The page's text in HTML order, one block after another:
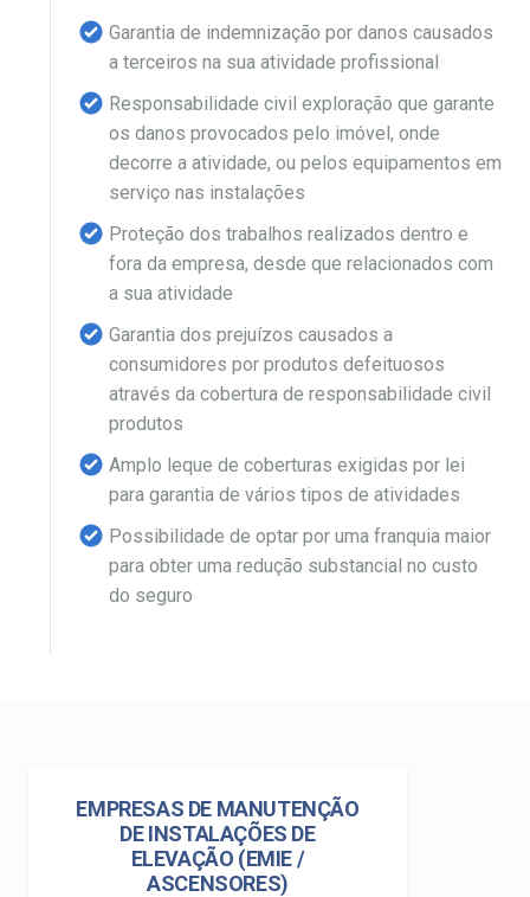
Garantia de indemnização por danos causados
a terceiros na sua atividade profissional
Responsabilidade civil exploração que garante
os danos provocados pelo imóvel, onde
decorre a atividade, ou pelos equipamentos em
serviço nas instalações
Proteção dos trabalhos realizados dentro e
fora da empresa, desde que relacionados com
a sua atividade
Garantia dos prejuízos causados a
consumidores por produtos defeituosos
através da cobertura de responsabilidade civil
produtos
Amplo leque de coberturas exigidas por lei
para garantia de vários tipos de atividades
Possibilidade de optar por uma franquia maior
para obter uma redução substancial no custo
do seguro
EMPRESAS DE MANUTENÇÃO
DE INSTALAÇÕES DE
ELEVAÇÃO (EMIE /
ASCENSORES)